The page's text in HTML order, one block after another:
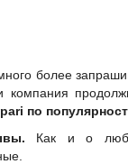
более
по
Как и о